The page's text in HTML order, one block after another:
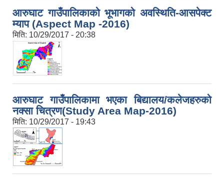
आरुघाट गाउँपालिकाको भूभागको अवस्थिति-आसपेक्ट
म्याप (Aspect Map -2016)
मिति: 10/29/2017 - 20:38
आरुघाट गाउँपालिकामा भएका बिद्यालय/कलेजहरुको
नक्सा चित्रण(Study Area Map-2016)
मिति: 10/29/2017 - 19:43